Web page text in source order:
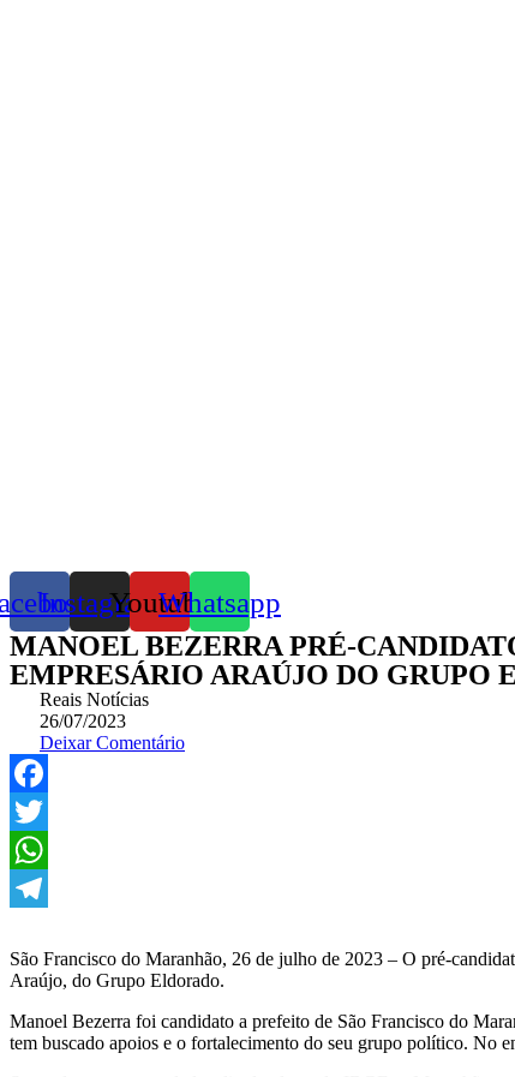
InstagramYoutubeWhatsapp
MANOEL BEZERRA PRÉ-
EMPRESÁRIO ARAÚJO DO GRUPO
Reais Notícias
26/07/2023
Deixar Comentário
Facebook
Twitter
WhatsApp
São Francisco do Maranhão, 26 de julho de 2023 – O pré-
Araújo, do Grupo Eldorado.
Manoel Bezerra foi candidato a prefeito de São Francisco do
tem buscado apoios e o fortalecimento do seu grupo político. No